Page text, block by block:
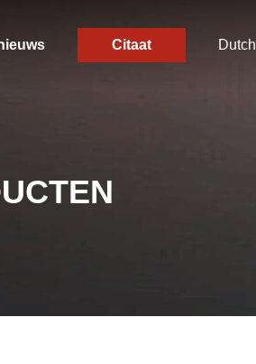
Citaat Dutch